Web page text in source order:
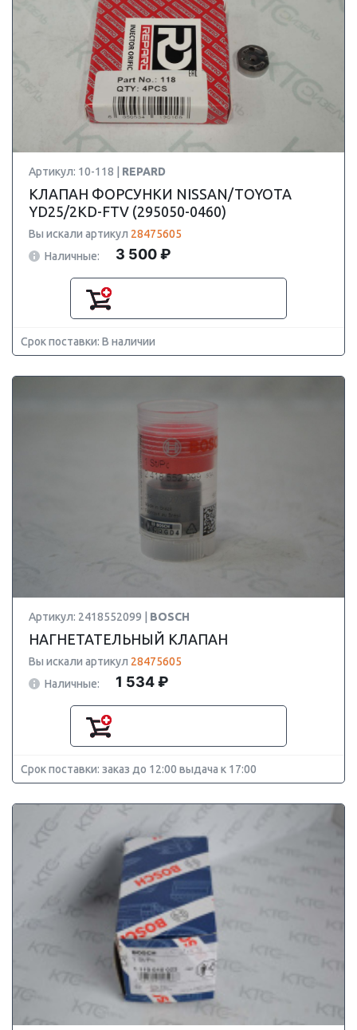
Артикул: 10-118 | REPARD
КЛАПАН ФОРСУНКИ NISSAN/TOYOTA
YD25/2KD-FTV (295050-0460)
Вы искали артикул 28475605
Наличные:
3 500 ₽
Срок поставки: В наличии
Артикул: 2418552099 | BOSCH
НАГНЕТАТЕЛЬНЫЙ КЛАПАН
Вы искали артикул 28475605
Наличные:
1 534 ₽
Срок поставки: заказ до 12:00 выдача к 17:00